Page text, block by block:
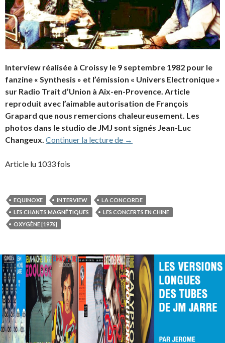
Interview réalisée à Croissy le 9 septembre 1982 pour le
fanzine « Synthesis » et l’émission « Univers Electronique »
sur Radio Trait d’Union à Aix-en-Provence. Article
reproduit avec l’aimable autorisation de François
Grapard que nous remercions chaleureusement. Les
photos dans le studio de JMJ sont signés Jean-Luc
Changeux. Continuer la lecture de Interview de Jean-Michel
→
Article lu 1033 fois
EQUINOXE INTERVIEW
LA CONCORDE
LES CHANTS MAGNÉTIQUES
LES CONCERTS EN CHINE
OXYGÈNE [1976]